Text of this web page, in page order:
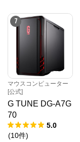
7
マウスコンピューター
[公式]
G TUNE DG-A7G
70
5.0
(10件)